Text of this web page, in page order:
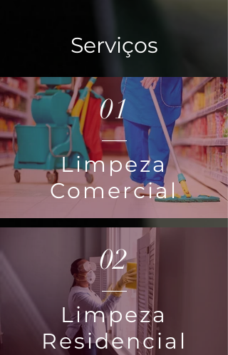
Serviços
01
Limpeza
Comercial
02
Limpeza
Residencial